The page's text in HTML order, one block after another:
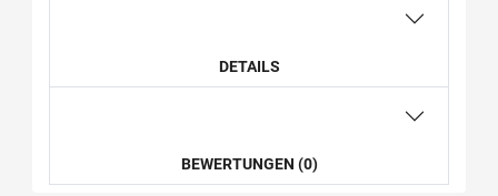
DETAILS
BEWERTUNGEN (0)